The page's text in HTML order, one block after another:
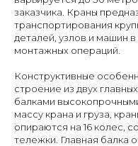
заказчика. Краны
транспортирования
деталей, узлов и машин
монтажных операций.
Конструктивные
строение из двух
балками
массу крана и груза,
опираются на 16 колес,
тележки. Главная балка